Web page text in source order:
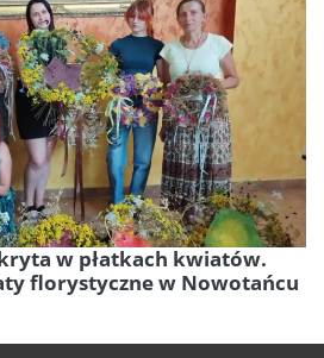
w płatkach kwiatów.
florystyczne w Nowotańcu